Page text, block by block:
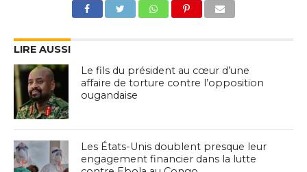
LIRE AUSSI
Le fils du président au cœur d’une
affaire de torture contre l’opposition
ougandaise
Les États-Unis doublent presque leur
engagement financier dans la lutte